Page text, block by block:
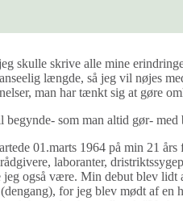
skulle skrive alle mine
længde, så jeg vil nøjes
man har tænkt sig at gøre
begynde- som man altid gør- med
01.marts 1964 på min 21
laboranter,
jeg også være. Min debut blev lidt
for jeg blev mødt af